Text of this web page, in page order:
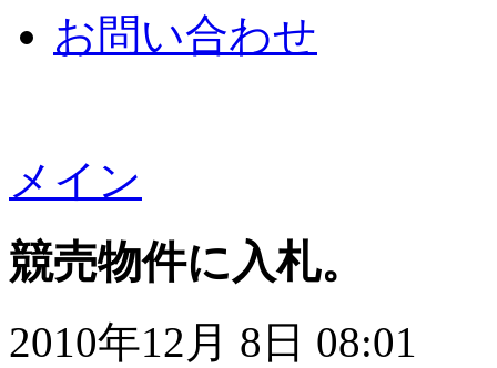
お問い合わせ
メイン
競売物件に入札。
2010年12月 8日 08:01